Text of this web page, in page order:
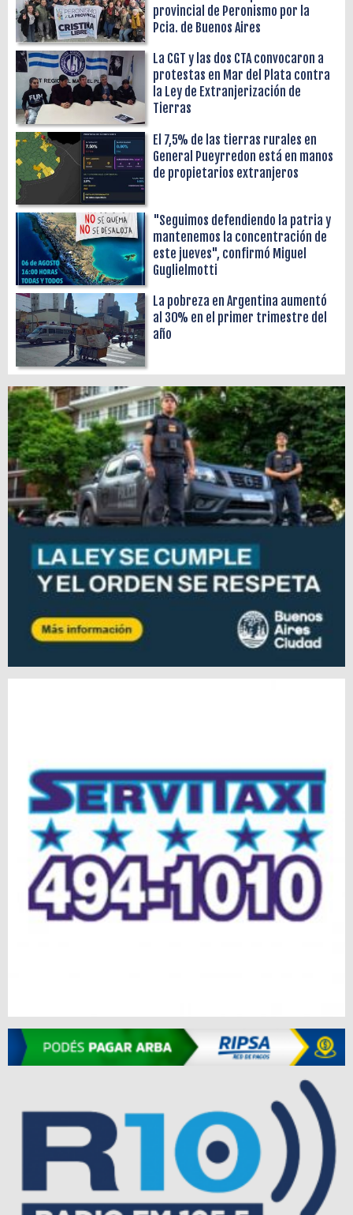
provincial de Peronismo por la
Pcia. de Buenos Aires
La CGT y las dos CTA convocaron a
protestas en Mar del Plata contra
la Ley de Extranjerización de
Tierras
El 7,5% de las tierras rurales en
General Pueyrredon está en manos
de propietarios extranjeros
"Seguimos defendiendo la patria y
mantenemos la concentración de
este jueves", confirmó Miguel
Guglielmotti
La pobreza en Argentina aumentó
al 30% en el primer trimestre del
año